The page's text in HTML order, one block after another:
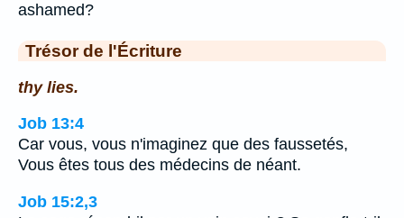
ashamed?
Trésor de l'Écriture
thy lies.
Job 13:4
Car vous, vous n'imaginez que des faussetés,
Vous êtes tous des médecins de néant.
Job 15:2,3